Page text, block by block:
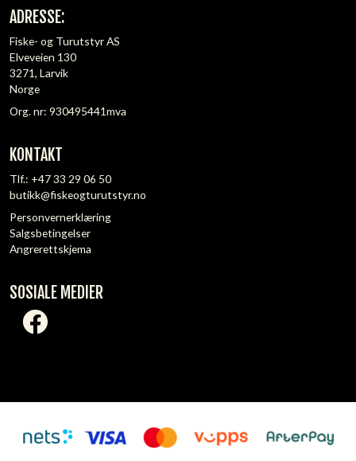
ADRESSE:
Fiske- og Turutstyr AS
Elveveien 130
3271, Larvik
Norge
Org. nr: 930495441mva
KONTAKT
Tlf.: +47 33 29 06 50
butikk@fiskeogturutstyr.no
Personvernerklæring
Salgsbetingelser
Angrerettskjema
SOSIALE MEDIER